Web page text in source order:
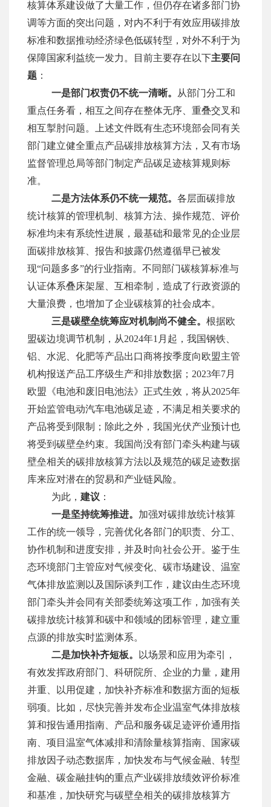
核算体系建设做了大量工作，但仍存在诸多部门协
调等方面的突出问题，对内不利于有效应用碳排放
标准和数据推动经济绿色低碳转型，对外不利于为
保障国家利益统一发力。目前主要存在以下主要问
题 ：
一是部门权责仍不统一清晰。
从部门分工和
重点任务看，相互之间存在整体无序、重叠交叉和
相互掣肘问题。上述文件既有生态环境部会同有关
部门建立健全重点产品碳排放核算方法，又有市场
监督管理总局等部门制定产品碳足迹核算规则标
准。
二是方法体系仍不统一规范。 各层面碳排放
统计核算的管理机制、核算方法、操作规范、评价
标准均未有系统性进展，最基础和最常见的企业层
面碳排放核算、报告和披露仍然遵循早已被发
现“问题多多”的行业指南。不同部门碳核算标准与
认证体系叠床架屋、互相牵制，造成了行政资源的
大量浪费，也增加了企业碳核算的社会成本。
三是碳壁垒统筹应对机制尚不健全。 根据欧
盟碳边境调节机制，从2024年1月起，我国钢铁、
铝、水泥、化肥等产品出口商将按季度向欧盟主管
机构报送产品工序级生产和排放数据；2023年7月
欧盟《电池和废旧电池法》正式生效，将从2025年
开始监管电动汽车电池碳足迹，不满足相关要求的
产品将受到限制；除此之外，我国光伏产业预计也
将受到 碳壁垒约束。我国尚没有部门牵头构建与碳
壁垒相关的碳排放核算方法以及规范的碳足迹数据
库来应对潜在的贸易和产业链风险。
为此， 建议 ：
一是坚持统筹推进。 加强对碳排放统计核算
工作的统一领导，完善优化各部门的职责、分工、
协作机制和进度安排，并及时向社会公开。鉴于生
态环境部门主管应对气候变化、碳市场建设、温室
气体排放监测以及国际谈判工作，建议由生态环境
部门牵头并会同有关部委统筹这项工作，加强有关
碳排放统计核算和碳中和领域的团标管理，建立重
点源的排放实时监测体系。
二是加快补齐短板。
以场景和应用为牵引，
有效发挥政府部门、科研院所、企业的力量，建用
并重、以用促建，加快补齐标准和数据方面的短板
弱项。比如，尽快完善并发布企业温室气体排放核
算和报告通用指南、产品和服务碳足迹评价通用指
南、项目温室气体减排和清除量核算指南、国家碳
排放因子动态数据库，加快发布与气候金融、转型
金融、碳金融挂钩的重点产业碳排放绩效评价标准
和基准，加快研究与碳壁垒相关的碳排放核算方